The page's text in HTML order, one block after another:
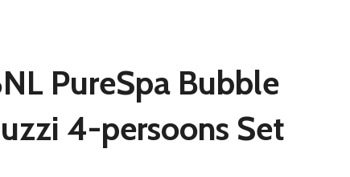
PureSpa Bubble
4-persoons Set